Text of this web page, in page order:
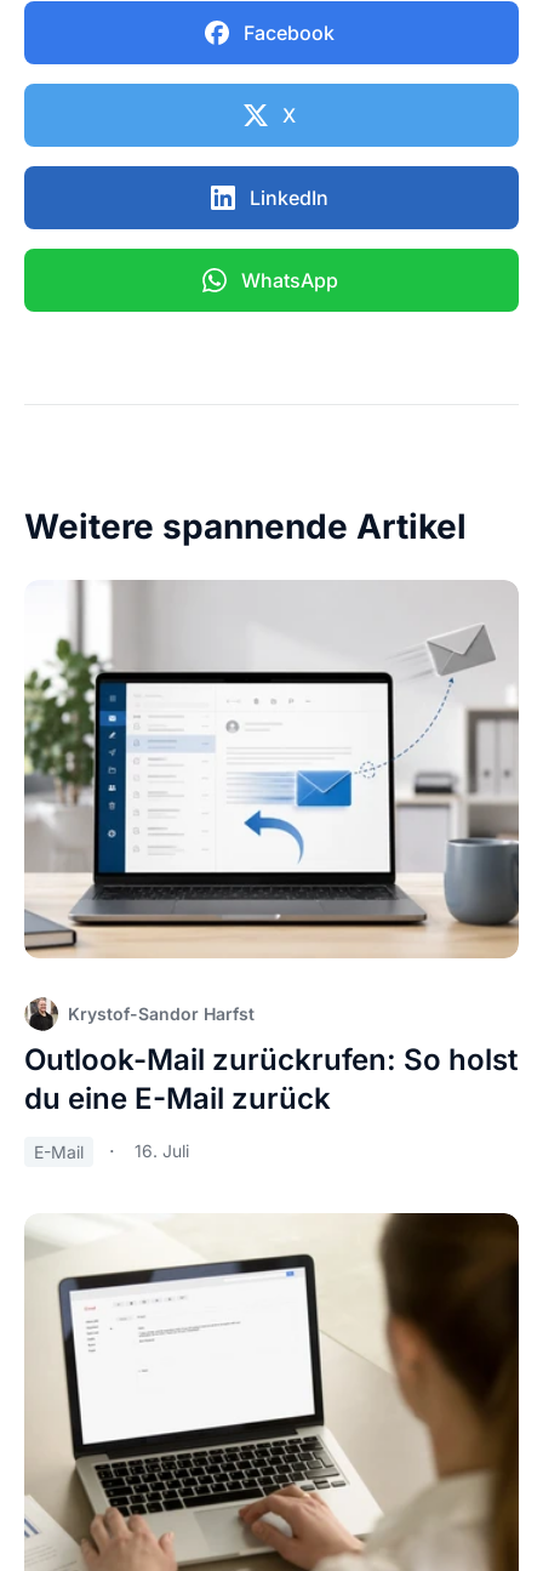
Facebook
X
LinkedIn
WhatsApp
Weitere spannende Artikel
Krystof-Sandor Harfst
Outlook-Mail zurückrufen: So holst
du eine E-Mail zurück
E-Mail 16. Juli